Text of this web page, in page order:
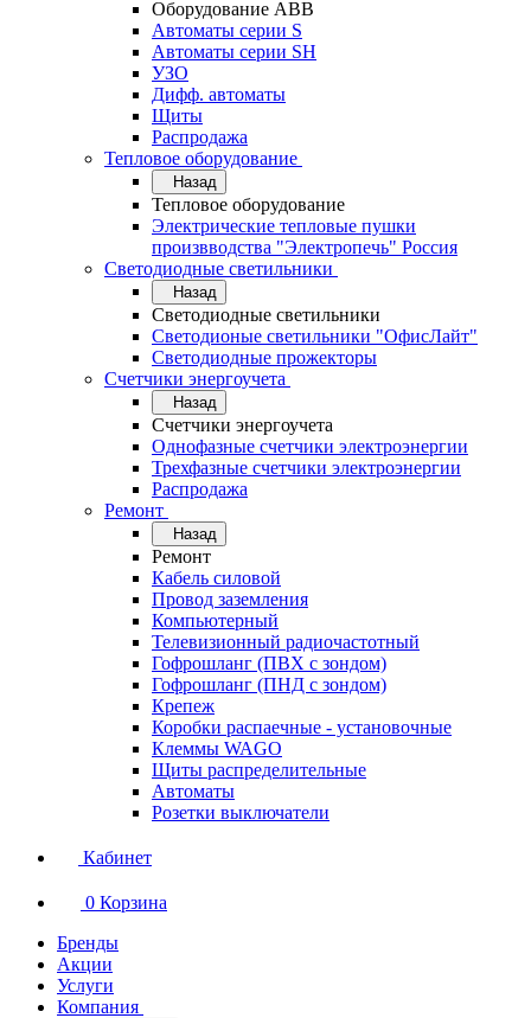
Оборудование АВВ
Автоматы серии S
Автоматы серии SH
УЗО
Дифф. автоматы
Щиты
Распродажа
Тепловое оборудование
Назад
Тепловое оборудование
Электрические тепловые пушки
произвводства "Электропечь" Россия
Светодиодные светильники
Назад
Светодиодные светильники
Светодионые светильники "ОфисЛайт"
Светодиодные прожекторы
Счетчики энергоучета
Назад
Счетчики энергоучета
Однофазные счетчики электроэнергии
Трехфазные счетчики электроэнергии
Распродажа
Ремонт
Назад
Ремонт
Кабель силовой
Провод заземления
Компьютерный
Телевизионный радиочастотный
Гофрошланг (ПВХ с зондом)
Гофрошланг (ПНД с зондом)
Крепеж
Коробки распаечные - установочные
Клеммы WAGO
Щиты распределительные
Автоматы
Розетки выключатели
Кабинет
0 Корзина
Бренды
Акции
Услуги
Компания